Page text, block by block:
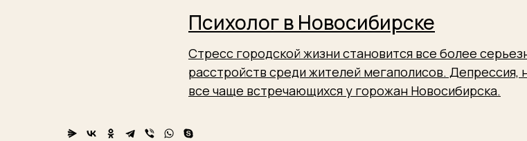
Стресс городской жизни становится все более
расстройств среди жителей мегаполисов. Депрессия,
все чаще встречающихся у горожан Новосибирска.
Психолог в Новосибирске